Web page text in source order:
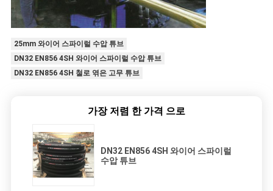
25mm 와이어 스파이럴 수압 튜브
DN32 EN856 4SH 와이어 스파이럴 수압 튜브
DN32 EN856 4SH 철로 엮은 고무 튜브
가장 저렴 한 가격 으로
DN32 EN856 4SH 와이어 스파이럴
수압 튜브